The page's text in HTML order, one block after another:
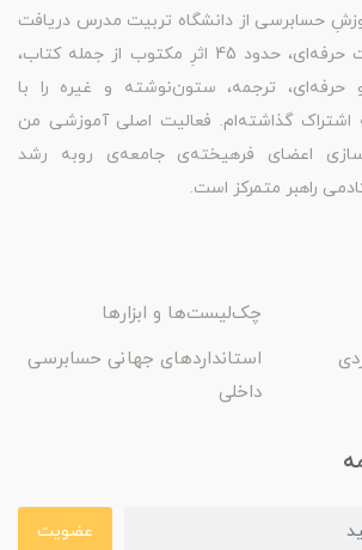
حسابرسی از دانشگاه تربیت مدرس دریافت
کرده‌ام. در کنار فعّالیّت حرفه‌ای، حدود 45 اثرِ مکتوب از جمله کتاب،
حرفه‌ای، ترجمه، ستون‌نوشته و غیره را با
اشتراک گذاشته‌ام. فعالیت اصلی آموزشی من
اعضای فرهیخته‌ی جامعه‌ی روبه رشد
راهبر متمرکز است.
چک‌لیست‌ها و ابزارها
استانداردهای جهانی حسابرسی
داخلی
عضویت